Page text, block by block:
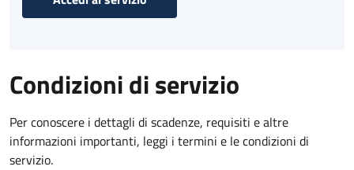
Condizioni di servizio
Per conoscere i dettagli di scadenze, requisiti e altre
informazioni importanti, leggi i termini e le condizioni di
servizio.